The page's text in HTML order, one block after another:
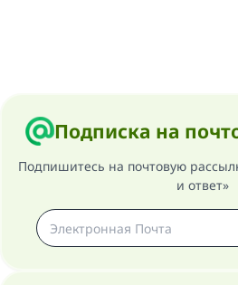
Подписка на
Подпишитесь на почтовую
и ответ»